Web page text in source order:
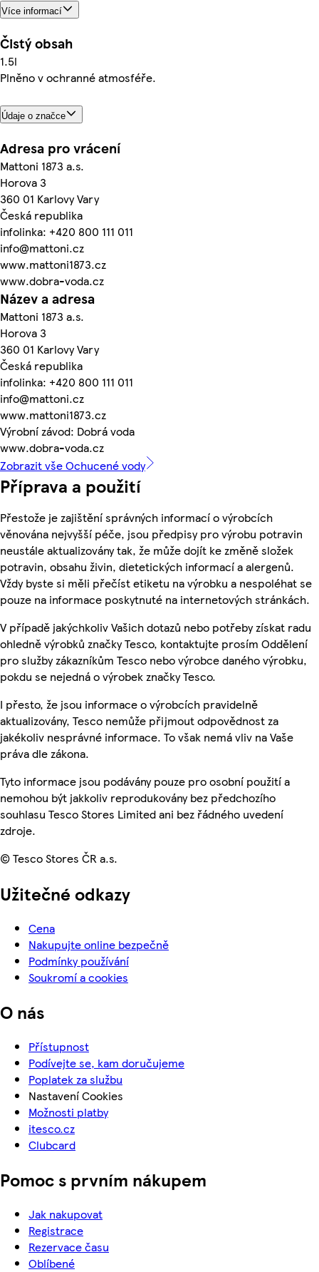
Více informací
Čistý obsah
1.5l
Plněno v ochranné atmosféře.
Údaje o značce
Adresa pro vrácení
Mattoni 1873 a.s.
Horova 3
360 01 Karlovy Vary
Česká republika
infolinka: +420 800 111 011
info@mattoni.cz
www.mattoni1873.cz
www.dobra-voda.cz
Název a adresa
Mattoni 1873 a.s.
Horova 3
360 01 Karlovy Vary
Česká republika
infolinka: +420 800 111 011
info@mattoni.cz
www.mattoni1873.cz
Výrobní závod: Dobrá voda
www.dobra-voda.cz
Zobrazit vše Ochucené vody
Příprava a použití
Přestože je zajištění správných informací o výrobcích
věnována nejvyšší péče, jsou předpisy pro výrobu potravin
neustále aktualizovány tak, že může dojít ke změně složek
potravin, obsahu živin, dietetických informací a alergenů.
Vždy byste si měli přečíst etiketu na výrobku a nespoléhat se
pouze na informace poskytnuté na internetových stránkách.
V případě jakýchkoliv Vašich dotazů nebo potřeby získat radu
ohledně výrobků značky Tesco, kontaktujte prosím Oddělení
pro služby zákazníkům Tesco nebo výrobce daného výrobku,
pokdu se nejedná o výrobek značky Tesco.
I přesto, že jsou informace o výrobcích pravidelně
aktualizovány, Tesco nemůže přijmout odpovědnost za
jakékoliv nesprávné informace. To však nemá vliv na Vaše
práva dle zákona.
Tyto informace jsou podávány pouze pro osobní použití a
nemohou být jakkoliv reprodukovány bez předchozího
souhlasu Tesco Stores Limited ani bez řádného uvedení
zdroje.
© Tesco Stores ČR a.s.
Užitečné odkazy
Cena
Nakupujte online bezpečně
Podmínky používání
Soukromí a cookies
O nás
Přístupnost
Podívejte se, kam doručujeme
Poplatek za službu
Nastavení Cookies
Možnosti platby
itesco.cz
Clubcard
Pomoc s prvním nákupem
Jak nakupovat
Registrace
Rezervace času
Oblíbené